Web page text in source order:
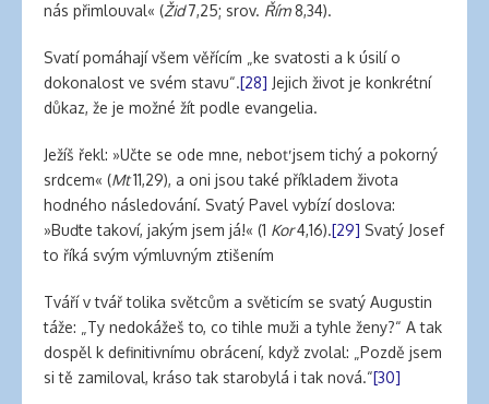
nás přimlouval« (Žid7,25; srov. Řím8,34).
Svatí pomáhají všem věřícím „ke svatosti a k úsilí o
dokonalost ve svém stavu“.[28] Jejich život je konkrétní
důkaz, že je možné žít podle evangelia.
Ježíš řekl: »Učte se ode mne, neboť jsem tichý a pokorný
srdcem« (Mt11,29), a oni jsou také příkladem života
hodného následování. Svatý Pavel vybízí doslova:
»Buďte takoví, jakým jsem já!« (1 Kor4,16).[29] Svatý Josef
to říká svým výmluvným ztišením
Tváří v tvář tolika světcům a světicím se svatý Augustin
táže: „Ty nedokážeš to, co tihle muži a tyhle ženy?“ A tak
dospěl k definitivnímu obrácení, když zvolal: „Pozdě jsem
si tě zamiloval, kráso tak starobylá i tak nová.“[30]